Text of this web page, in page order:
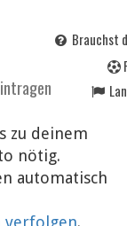
Brauchst
zu deinem
nötig.
automatisch